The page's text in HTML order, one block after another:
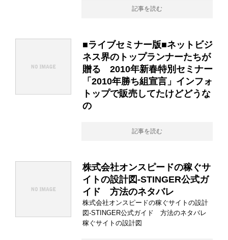
記事を読む
■ライブセミナー版■ネットビジ
ネス界のトップランナーたちが
贈る 2010年新春特別セミナー
「2010年勝ち組宣言」インフォ
トップで販売してたけどどうな
の
記事を読む
株式会社オンスピードの稼ぐサ
イトの設計図-STINGER公式ガ
イド 方法のネタバレ
株式会社オンスピードの稼ぐサイトの設計
図-STINGER公式ガイド 方法のネタバレ
稼ぐサイトの設計図